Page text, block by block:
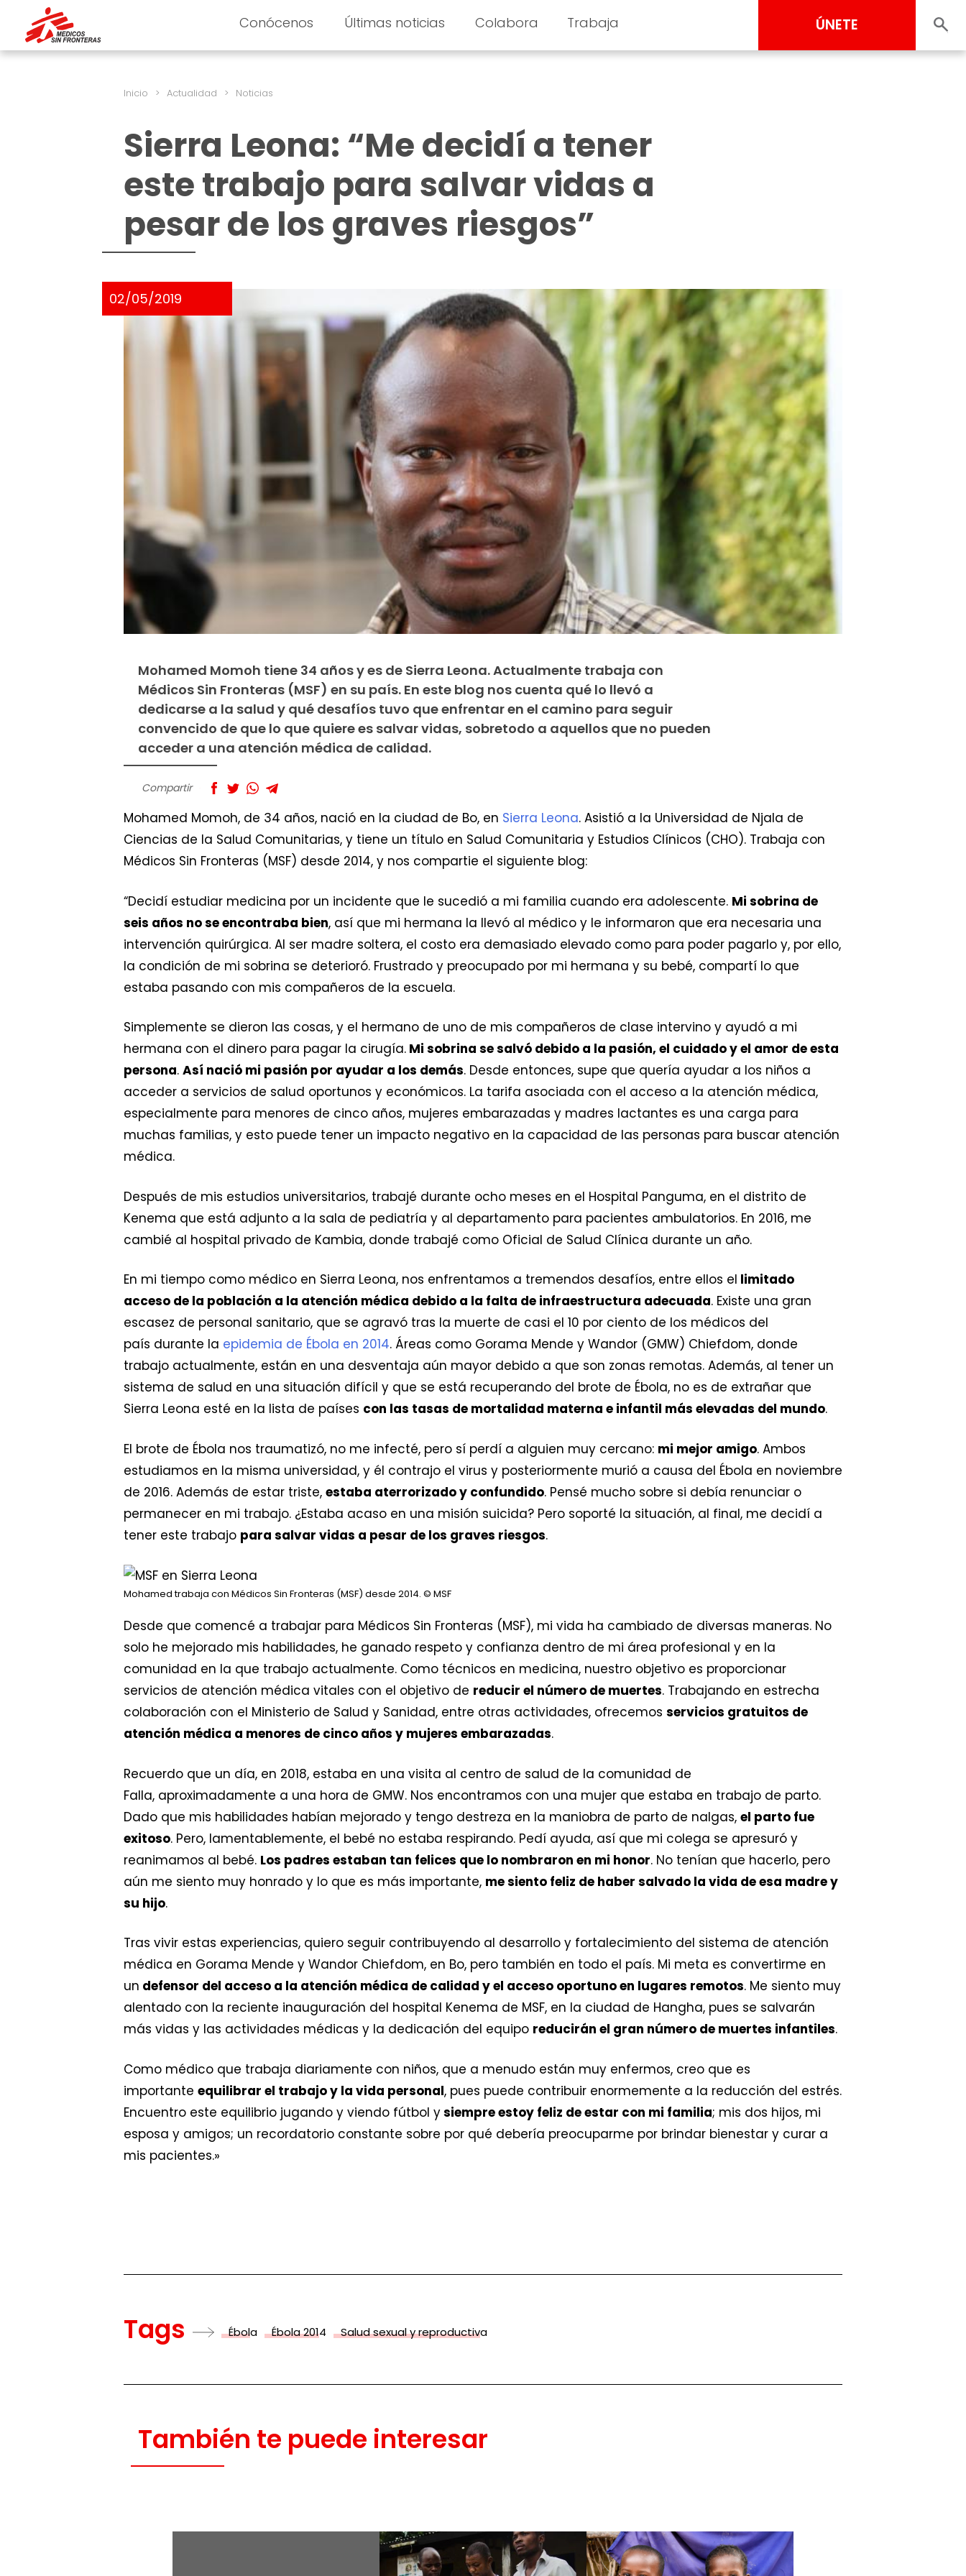
Conócenos Últimas noticias Colabora Trabaja ÚNETE
Inicio > Actualidad > Noticias
Sierra Leona: “Me decidí a tener
este trabajo para salvar vidas a
pesar de los graves riesgos”
02/05/2019
Mohamed Momoh tiene 34 años y es de Sierra Leona. Actualmente trabaja con
Médicos Sin Fronteras (MSF) en su país. En este blog nos cuenta qué lo llevó a
dedicarse a la salud y qué desafíos tuvo que enfrentar en el camino para seguir
convencido de que lo que quiere es salvar vidas, sobretodo a aquellos que no pueden
acceder a una atención médica de calidad.
Compartir
Mohamed Momoh, de 34 años, nació en la ciudad de Bo, en Sierra Leona. Asistió a la Universidad de Njala de
Ciencias de la Salud Comunitarias, y tiene un título en Salud Comunitaria y Estudios Clínicos (CHO). Trabaja con
Médicos Sin Fronteras (MSF) desde 2014, y nos compartie el siguiente blog:
“Decidí estudiar medicina por un incidente que le sucedió a mi familia cuando era adolescente. Mi sobrina de
seis años no se encontraba bien, así que mi hermana la llevó al médico y le informaron que era necesaria una
intervención quirúrgica. Al ser madre soltera, el costo era demasiado elevado como para poder pagarlo y, por ello,
la condición de mi sobrina se deterioró. Frustrado y preocupado por mi hermana y su bebé, compartí lo que
estaba pasando con mis compañeros de la escuela.
Simplemente se dieron las cosas, y el hermano de uno de mis compañeros de clase intervino y ayudó a mi
hermana con el dinero para pagar la cirugía. Mi sobrina se salvó debido a la pasión, el cuidado y el amor de esta
persona. Así nació mi pasión por ayudar a los demás. Desde entonces, supe que quería ayudar a los niños a
acceder a servicios de salud oportunos y económicos. La tarifa asociada con el acceso a la atención médica,
especialmente para menores de cinco años, mujeres embarazadas y madres lactantes es una carga para
muchas familias, y esto puede tener un impacto negativo en la capacidad de las personas para buscar atención
médica.
Después de mis estudios universitarios, trabajé durante ocho meses en el Hospital Panguma, en el distrito de
Kenema que está adjunto a la sala de pediatría y al departamento para pacientes ambulatorios. En 2016, me
cambié al hospital privado de Kambia, donde trabajé como Oficial de Salud Clínica durante un año.
En mi tiempo como médico en Sierra Leona, nos enfrentamos a tremendos desafíos, entre ellos el limitado
acceso de la población a la atención médica debido a la falta de infraestructura adecuada. Existe una gran
escasez de personal sanitario, que se agravó tras la muerte de casi el 10 por ciento de los médicos del
país durante la epidemia de Ébola en 2014. Áreas como Gorama Mende y Wandor (GMW) Chiefdom, donde
trabajo actualmente, están en una desventaja aún mayor debido a que son zonas remotas. Además, al tener un
sistema de salud en una situación difícil y que se está recuperando del brote de Ébola, no es de extrañar que
Sierra Leona esté en la lista de países con las tasas de mortalidad materna e infantil más elevadas del mundo.
El brote de Ébola nos traumatizó, no me infecté, pero sí perdí a alguien muy cercano: mi mejor amigo. Ambos
estudiamos en la misma universidad, y él contrajo el virus y posteriormente murió a causa del Ébola en noviembre
de 2016. Además de estar triste, estaba aterrorizado y confundido. Pensé mucho sobre si debía renunciar o
permanecer en mi trabajo. ¿Estaba acaso en una misión suicida? Pero soporté la situación, al final, me decidí a
tener este trabajo para salvar vidas a pesar de los graves riesgos.
Mohamed trabaja con Médicos Sin Fronteras (MSF) desde 2014. © MSF
Desde que comencé a trabajar para Médicos Sin Fronteras (MSF), mi vida ha cambiado de diversas maneras. No
solo he mejorado mis habilidades, he ganado respeto y confianza dentro de mi área profesional y en la
comunidad en la que trabajo actualmente. Como técnicos en medicina, nuestro objetivo es proporcionar
servicios de atención médica vitales con el objetivo de reducir el número de muertes. Trabajando en estrecha
colaboración con el Ministerio de Salud y Sanidad, entre otras actividades, ofrecemos servicios gratuitos de
atención médica a menores de cinco años y mujeres embarazadas.
Recuerdo que un día, en 2018, estaba en una visita al centro de salud de la comunidad de
Falla, aproximadamente a una hora de GMW. Nos encontramos con una mujer que estaba en trabajo de parto.
Dado que mis habilidades habían mejorado y tengo destreza en la maniobra de parto de nalgas, el parto fue
exitoso. Pero, lamentablemente, el bebé no estaba respirando. Pedí ayuda, así que mi colega se apresuró y
reanimamos al bebé. Los padres estaban tan felices que lo nombraron en mi honor. No tenían que hacerlo, pero
aún me siento muy honrado y lo que es más importante, me siento feliz de haber salvado la vida de esa madre y
su hijo.
Tras vivir estas experiencias, quiero seguir contribuyendo al desarrollo y fortalecimiento del sistema de atención
médica en Gorama Mende y Wandor Chiefdom, en Bo, pero también en todo el país. Mi meta es convertirme en
un defensor del acceso a la atención médica de calidad y el acceso oportuno en lugares remotos. Me siento muy
alentado con la reciente inauguración del hospital Kenema de MSF, en la ciudad de Hangha, pues se salvarán
más vidas y las actividades médicas y la dedicación del equipo reducirán el gran número de muertes infantiles.
Como médico que trabaja diariamente con niños, que a menudo están muy enfermos, creo que es
importante equilibrar el trabajo y la vida personal, pues puede contribuir enormemente a la reducción del estrés.
Encuentro este equilibrio jugando y viendo fútbol ysiempre estoy feliz de estar con mi familia; mis dos hijos, mi
esposa y amigos; un recordatorio constante sobre por qué debería preocuparme por brindar bienestar y curar a
mis pacientes.»
Tags Ébola Ébola 2014 Salud sexual y reproductiva
También te puede interesar